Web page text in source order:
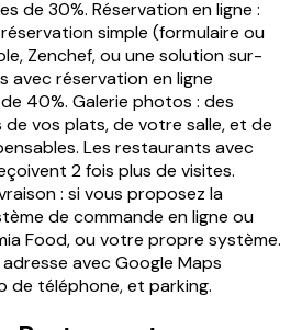
de 30%. Réservation en ligne :
simple (formulaire ou
Zenchef, ou une solution sur-
avec réservation en ligne
40%. Galerie photos : des
vos plats, de votre salle, et de
Les restaurants avec
2 fois plus de visites.
: si vous proposez la
de commande en ligne ou
Food, ou votre propre système.
avec Google Maps
de téléphone, et parking.